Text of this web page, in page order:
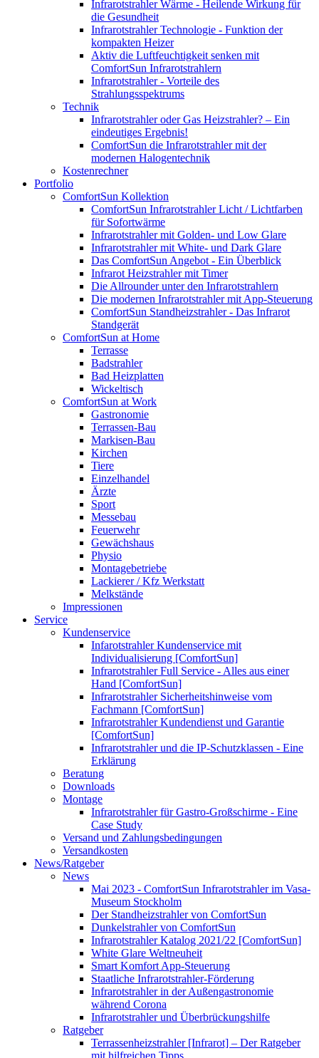
Infrarotstrahler Wärme - Heilende Wirkung für
die Gesundheit
Infrarotstrahler Technologie - Funktion der
kompakten Heizer
Aktiv die Luftfeuchtigkeit senken mit
ComfortSun Infrarotstrahlern
Infrarotstrahler - Vorteile des
Strahlungsspektrums
Technik
Infrarotstrahler oder Gas Heizstrahler? – Ein
eindeutiges Ergebnis!
ComfortSun die Infrarotstrahler mit der
modernen Halogentechnik
Kostenrechner
Portfolio
ComfortSun Kollektion
ComfortSun Infrarotstrahler Licht / Lichtfarben
für Sofortwärme
Infrarotstrahler mit Golden- und Low Glare
Infrarotstrahler mit White- und Dark Glare
Das ComfortSun Angebot - Ein Überblick
Infrarot Heizstrahler mit Timer
Die Allrounder unter den Infrarotstrahlern
Die modernen Infrarotstrahler mit App-Steuerung
ComfortSun Standheizstrahler - Das Infrarot
Standgerät
ComfortSun at Home
Terrasse
Badstrahler
Bad Heizplatten
Wickeltisch
ComfortSun at Work
Gastronomie
Terrassen-Bau
Markisen-Bau
Kirchen
Tiere
Einzelhandel
Ärzte
Sport
Messebau
Feuerwehr
Gewächshaus
Physio
Montagebetriebe
Lackierer / Kfz Werkstatt
Melkstände
Impressionen
Service
Kundenservice
Infarotstrahler Kundenservice mit
Individualisierung [ComfortSun]
Infrarotstrahler Full Service - Alles aus einer
Hand [ComfortSun]
Infrarotstrahler Sicherheitshinweise vom
Fachmann [ComfortSun]
Infrarotstrahler Kundendienst und Garantie
[ComfortSun]
Infrarotstrahler und die IP-Schutzklassen - Eine
Erklärung
Beratung
Downloads
Montage
Infrarotstrahler für Gastro-Großschirme - Eine
Case Study
Versand und Zahlungsbedingungen
Versandkosten
News/Ratgeber
News
Mai 2023 - ComfortSun Infrarotstrahler im Vasa-
Museum Stockholm
Der Standheizstrahler von ComfortSun
Dunkelstrahler von ComfortSun
Infrarotstrahler Katalog 2021/22 [ComfortSun]
White Glare Weltneuheit
Smart Komfort App-Steuerung
Staatliche Infrarotstrahler-Förderung
Infrarotstrahler in der Außengastronomie
während Corona
Infrarotstrahler und Überbrückungshilfe
Ratgeber
Terrassenheizstrahler [Infrarot] – Der Ratgeber
mit hilfreichen Tipps